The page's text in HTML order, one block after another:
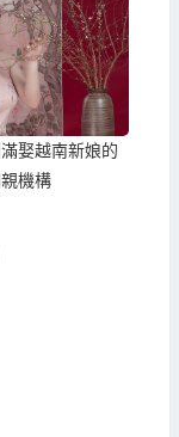
娶越南新娘的
機構